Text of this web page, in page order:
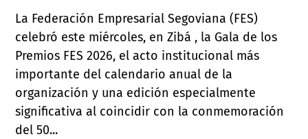
La Federación Empresarial Segoviana (FES)
celebró este miércoles, en Zibá , la Gala de los
Premios FES 2026, el acto institucional más
importante del calendario anual de la
organización y una edición especialmente
significativa al coincidir con la conmemoración
del 50...